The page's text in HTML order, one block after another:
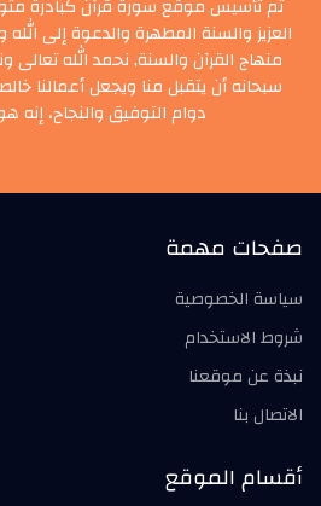
تم تأسيس موقع سورة قرآن كبادرة
العزيز والسنة المطهرة والدعوة إلى
منهاج القرآن والسنة, نحمد الله
سبحانه أن يتقبل منا ويجعل أعمالنا
دوام التوفيق والنجاح، إنه
صفحات مهمة
سياسة الخصوصية
شروط الاستخدام
نبذة عن موقعنا
الاتصال بنا
أقسام الموقع